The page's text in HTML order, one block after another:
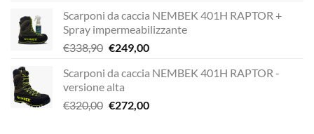
originale
era:
€338,90.
attuale
è:
€229,00.
Scarponi da caccia NEMBEK 401H RAPTOR +
Spray impermeabilizzante
€338,90 Il
originale
era:
€338,90.
€249,00Il
attuale
€249,00.
Scarponi da caccia NEMBEK 401H RAPTOR -
versione alta
€320,00 Il
€272,00Il